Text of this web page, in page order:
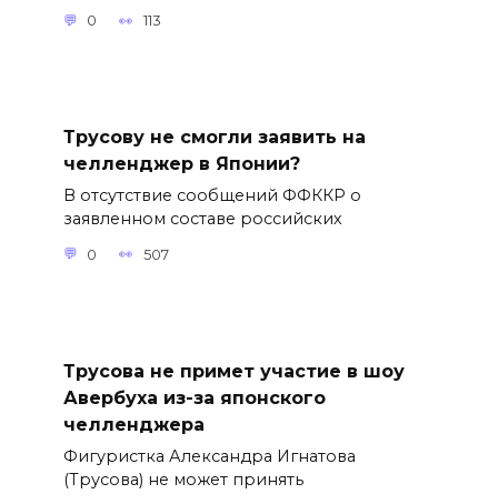
0 113
Трусову не смогли заявить на
челленджер в Японии?
В отсутствие сообщений ФФККР о
заявленном составе российских
0 507
Трусова не примет участие в шоу
Авербуха из-за японского
челленджера
Фигуристка Александра Игнатова
(Трусова) не может принять